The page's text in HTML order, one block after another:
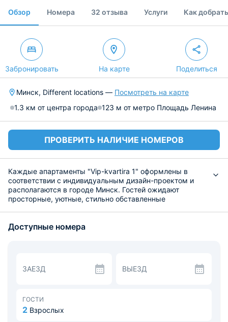
Обзор Номера 32 отзыва Услуги Как
Забронировать На карте Поделиться
Минск, Different locations — Посмотреть на карте
1.3 км от центра города 123 м от метро Площадь Ленина
ПРОВЕРИТЬ НАЛИЧИЕ НОМЕРОВ
Каждые апартаменты "Vip-kvartira 1" оформлены в
соответствии с индивидуальным дизайн-проектом и
располагаются в городе Минск. Гостей ожидают
просторные, уютные, стильно обставленные
немаловажно, учитывая ограниченные возможности
фешенебельные гостиные, обставленные стильной
дизайнерской мебелью, роскошные спальные места и
найдёте всё необходимое для приготовления любого
блюда. Кроме функциональности большое внимание
Доступные номера
ЗАЕЗД ВЫЕЗД
ГОСТИ
2 Взрослых